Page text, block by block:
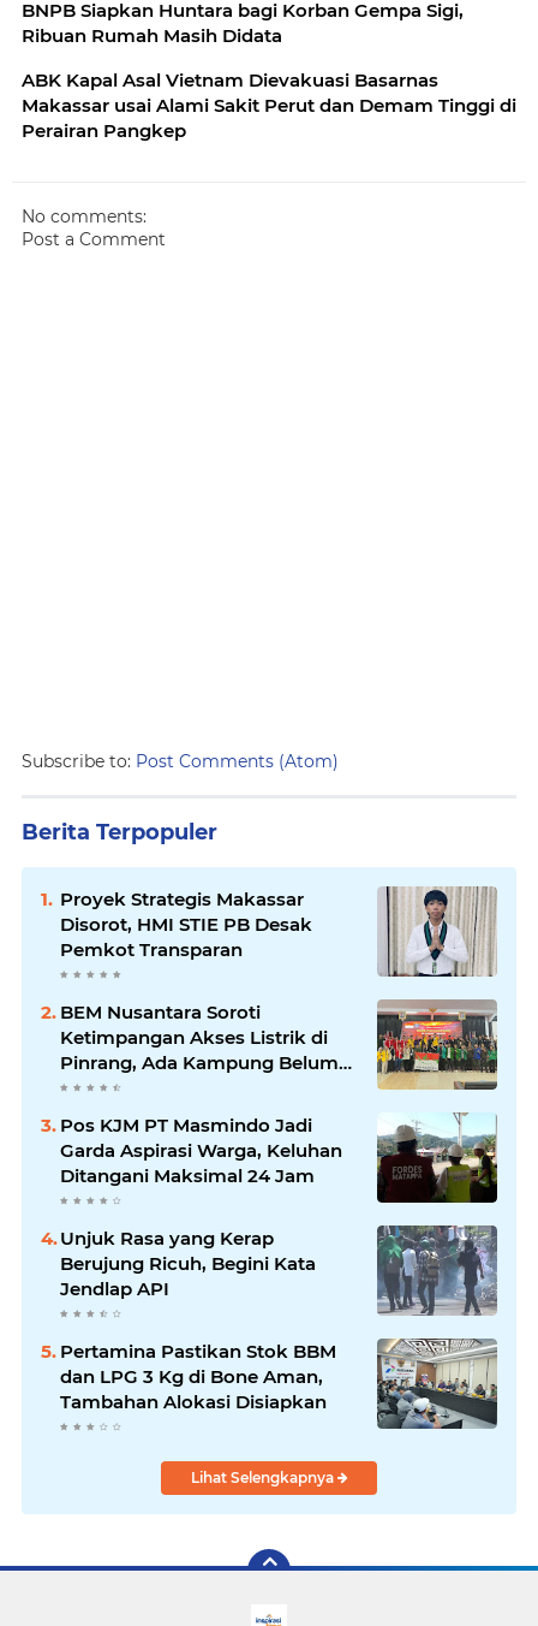
BNPB Siapkan Huntara bagi Korban Gempa Sigi,
Ribuan Rumah Masih Didata
ABK Kapal Asal Vietnam Dievakuasi Basarnas
Makassar usai Alami Sakit Perut dan Demam Tinggi di
Perairan Pangkep
No comments:
Post a Comment
Subscribe to: Post Comments (Atom)
Berita Terpopuler
Proyek Strategis Makassar
Disorot, HMI STIE PB Desak
Pemkot Transparan
BEM Nusantara Soroti
Ketimpangan Akses Listrik di
Pinrang, Ada Kampung Belum
Terlayani
Pos KJM PT Masmindo Jadi
Garda Aspirasi Warga, Keluhan
Ditangani Maksimal 24 Jam
Unjuk Rasa yang Kerap
Berujung Ricuh, Begini Kata
Jendlap API
Pertamina Pastikan Stok BBM
dan LPG 3 Kg di Bone Aman,
Tambahan Alokasi Disiapkan
Lihat Selengkapnya